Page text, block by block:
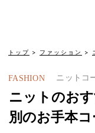
トップ ファッション
FASHION ニットコ
ニットのお
別のお手本コ